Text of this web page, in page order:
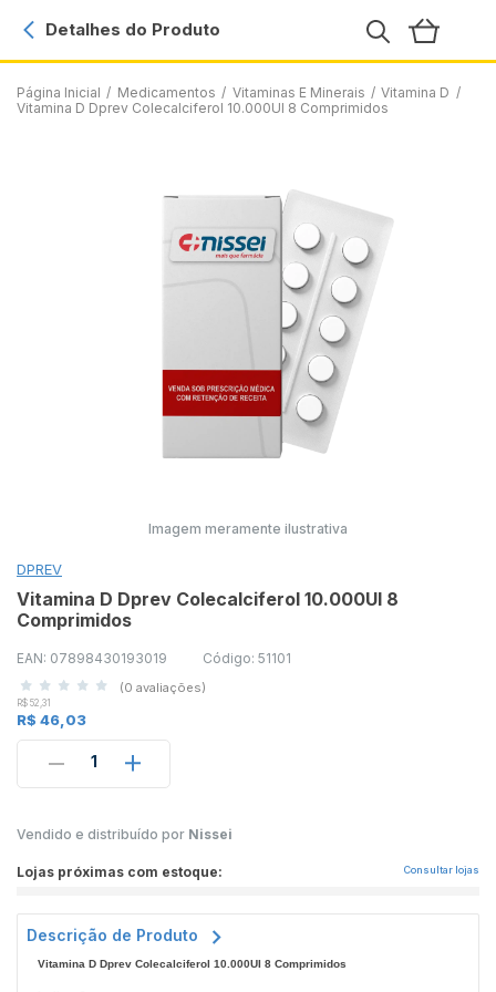
Página Inicial / Medicamentos / Vitaminas E Minerais / Vitamina D /
Vitamina D Dprev Colecalciferol 10.000UI 8 Comprimidos
Detalhes do Produto
Imagem meramente ilustrativa
DPREV
Vitamina D Dprev Colecalciferol 10.000UI 8
Comprimidos
EAN: 07898430193019 Código: 51101
(0 avaliações)
R$ 52,31
R$ 46,03
1
Vendido e distribuído por Nissei
Lojas próximas com estoque: Consultar lojas
Descrição de Produto
Vitamina D Dprev Colecalciferol 10.000UI 8 Comprimidos